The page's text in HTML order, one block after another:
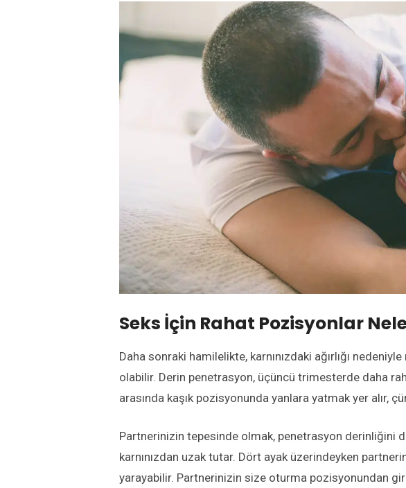
Seks İçin Rahat Pozisyonlar
Daha sonraki hamilelikte, karnınızdaki ağırlığı
olabilir. Derin penetrasyon, üçüncü trimesterde daha
arasında kaşık pozisyonunda yanlara yatmak yer alır,
Partnerinizin tepesinde olmak, penetrasyon derinliğini
karnınızdan uzak tutar. Dört ayak üzerindeyken
yarayabilir. Partnerinizin size oturma pozisyonundan